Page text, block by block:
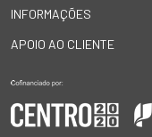
INFORMAÇÕES
APOIO AO CLIENTE